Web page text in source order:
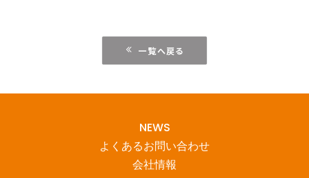
一覧へ戻る
NEWS
よくあるお問い合わせ
会社情報